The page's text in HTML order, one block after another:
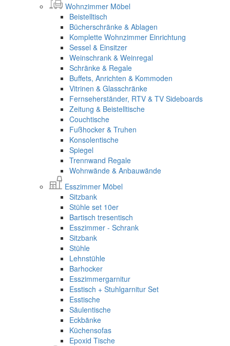
Wohnzimmer Möbel
Beistelltisch
Bücherschränke & Ablagen
Komplette Wohnzimmer Einrichtung
Sessel & Einsitzer
Weinschrank & Weinregal
Schränke & Regale
Buffets, Anrichten & Kommoden
Vitrinen & Glasschränke
Fernseherständer, RTV & TV Sideboards
Zeitung & Beistelltische
Couchtische
Fußhocker & Truhen
Konsolentische
Spiegel
Trennwand Regale
Wohnwände & Anbauwände
Esszimmer Möbel
Sitzbank
Stühle set 10er
Bartisch tresentisch
Esszimmer - Schrank
Sitzbank
Stühle
Lehnstühle
Barhocker
Esszimmergarnitur
Esstisch + Stuhlgarnitur Set
Esstische
Säulentische
Eckbänke
Küchensofas
Epoxid Tische